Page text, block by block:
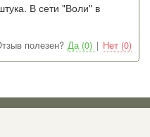
В сети "Воли" в
полезен? Да (0) | Нет (0)